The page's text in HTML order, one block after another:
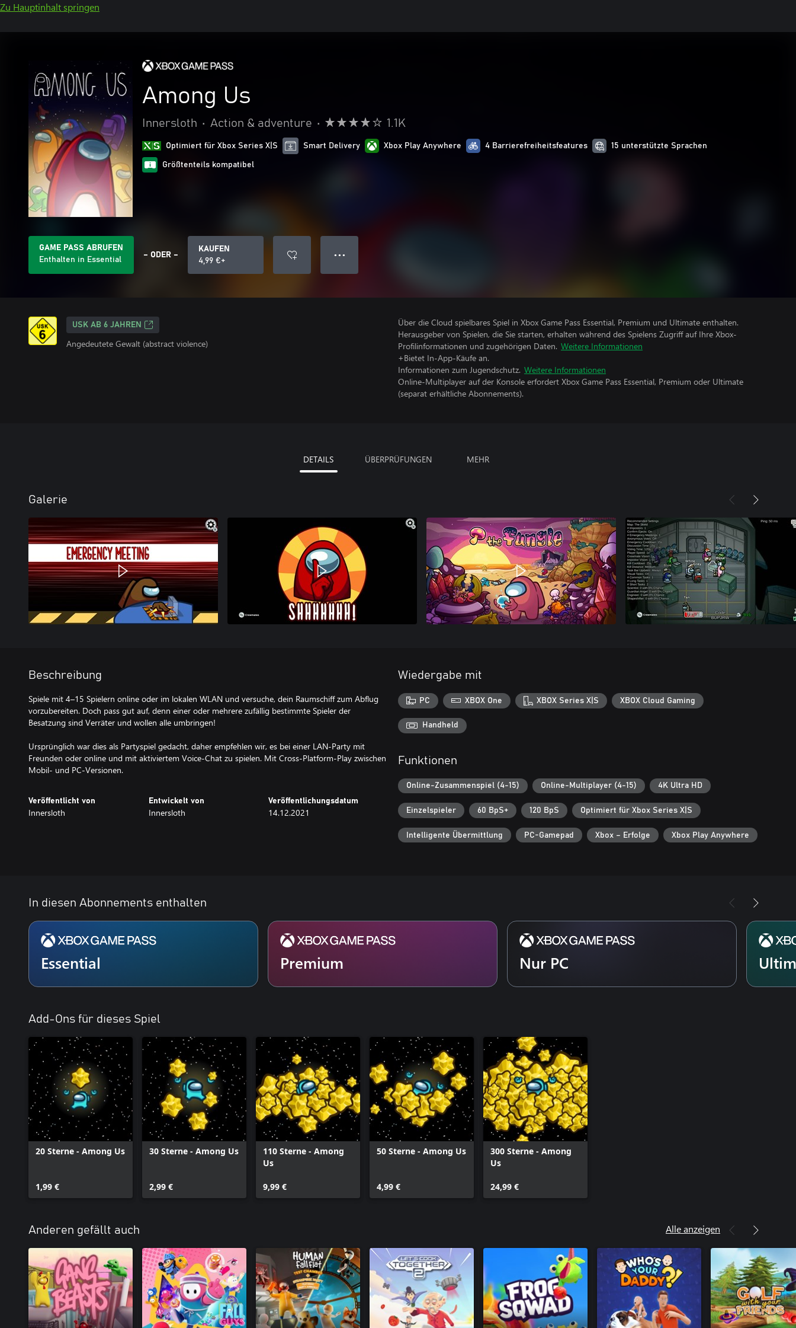
Zu Hauptinhalt springen
Among Us
Innersloth • Action & adventure • 1.1K
Optimiert für Xbox Series X|S Smart Delivery Xbox Play Anywhere 4 Barrierefreiheitsfeatures 15 unterstützte Sprachen
Größtenteils kompatibel
GAME PASS ABRUFEN
Enthalten in Essential
– ODER –
KAUFEN
4,99 €+
● ● ●
USK AB 6 JAHREN
Angedeutete Gewalt (abstract violence)
Über die Cloud spielbares Spiel in Xbox Game Pass Essential, Premium und Ultimate enthalten.
Herausgeber von Spielen, die Sie starten, erhalten während des Spielens Zugriff auf Ihre Xbox-
Profilinformationen und zugehörigen Daten. Weitere Informationen
+Bietet In-App-Käufe an.
Informationen zum Jugendschutz. Weitere Informationen
Online-Multiplayer auf der Konsole erfordert Xbox Game Pass Essential, Premium oder Ultimate
(separat erhältliche Abonnements).
DETAILS ÜBERPRÜFUNGEN MEHR
Galerie
Beschreibung
Spiele mit 4–15 Spielern online oder im lokalen WLAN und versuche, dein Raumschiff zum Abflug
vorzubereiten. Doch pass gut auf, denn einer oder mehrere zufällig bestimmte Spieler der
Besatzung sind Verräter und wollen alle umbringen!
Ursprünglich war dies als Partyspiel gedacht, daher empfehlen wir, es bei einer LAN-Party mit
Freunden oder online und mit aktiviertem Voice-Chat zu spielen. Mit Cross-Platform-Play zwischen
Mobil- und PC-Versionen.
Veröffentlicht von
Innersloth
Entwickelt von
Innersloth
Veröffentlichungsdatum
14.12.2021
Wiedergabe mit
PC XBOX One XBOX Series X|S XBOX Cloud Gaming
Handheld
Funktionen
Online-Zusammenspiel (4-15) Online-Multiplayer (4-15) 4K Ultra HD
Einzelspieler 60 BpS+ 120 BpS Optimiert für Xbox Series X|S
Intelligente Übermittlung PC-Gamepad Xbox – Erfolge Xbox Play Anywhere
In diesen Abonnements enthalten
Essential Premium Nur PC
Add-Ons für dieses Spiel
20 Sterne - Among Us
1,99 €
30 Sterne - Among Us
2,99 €
110 Sterne - Among
Us
9,99 €
50 Sterne - Among Us
4,99 €
300 Sterne - Among
Us
24,99 €
Anderen gefällt auch Alle anzeigen